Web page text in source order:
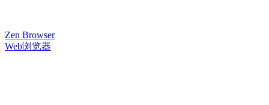
Zen Browser
Web浏览器